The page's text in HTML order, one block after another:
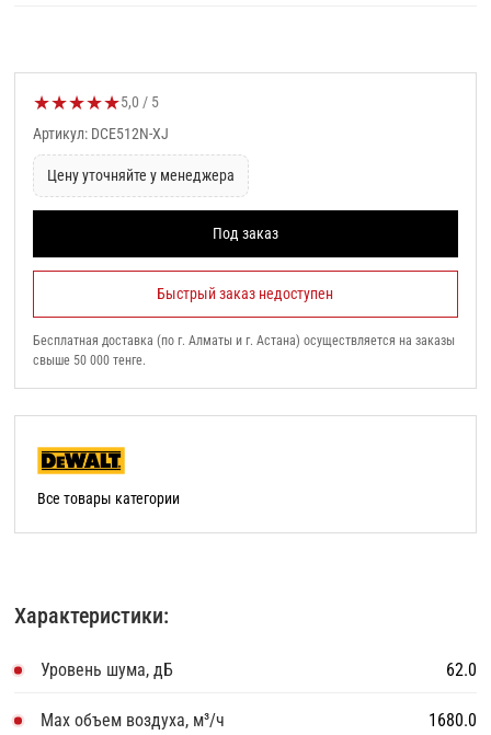
Характеристики:
Уровень шума, дБ 62.0
Max объем воздуха, м³/ч 1680.0
★★★★★Оценка товара:
5,0 / 5
Артикул: DCE512N-XJ
Цену уточняйте у менеджера
Под заказ
Быстрый заказ недоступен
Бесплатная доставка (по г. Алматы и г. Астана) осуществляется на заказы
свыше 50 000 тенге.
Все товары категории